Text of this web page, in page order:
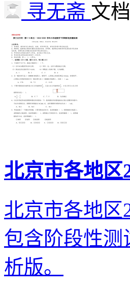
寻无斋 文
北京市各地区
北京市各地区
包含阶段性
析版。